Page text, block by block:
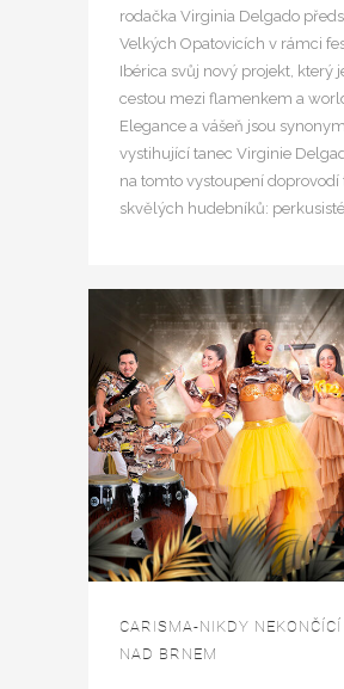
rodačka Virginia Delgado
Velkých Opatovicích v rámci
Ibérica svůj nový projekt, který
cestou mezi flamenkem a
Elegance a vášeň jsou
vystihující tanec Virginie
na tomto vystoupení doprovodí
skvělých hudebníků: perkusisté
CARISMA-NIKDY NEKONČÍCÍ
NAD BRNEM